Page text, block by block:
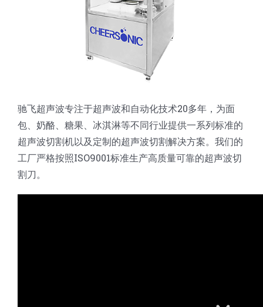
驰飞超声波专注于超声波和自动化技术20多年，为面
包、奶酪、糖果、冰淇淋等不同行业提供一系列标准的
超声波切割机以及定制的超声波切割解决方案。我们的
工厂严格按照ISO9001标准生产高质量可靠的超声波切
割刀。